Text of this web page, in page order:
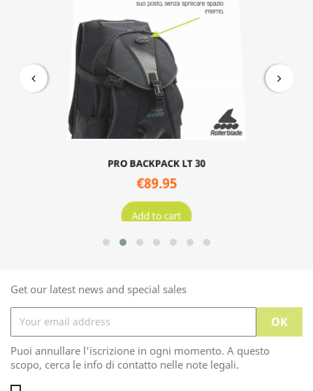
PRO BACKPACK LT 30
€89.95
Add to cart
Get our latest news and special sales
Puoi annullare l'iscrizione in ogni momento. A questo
scopo, cerca le info di contatto nelle note legali.